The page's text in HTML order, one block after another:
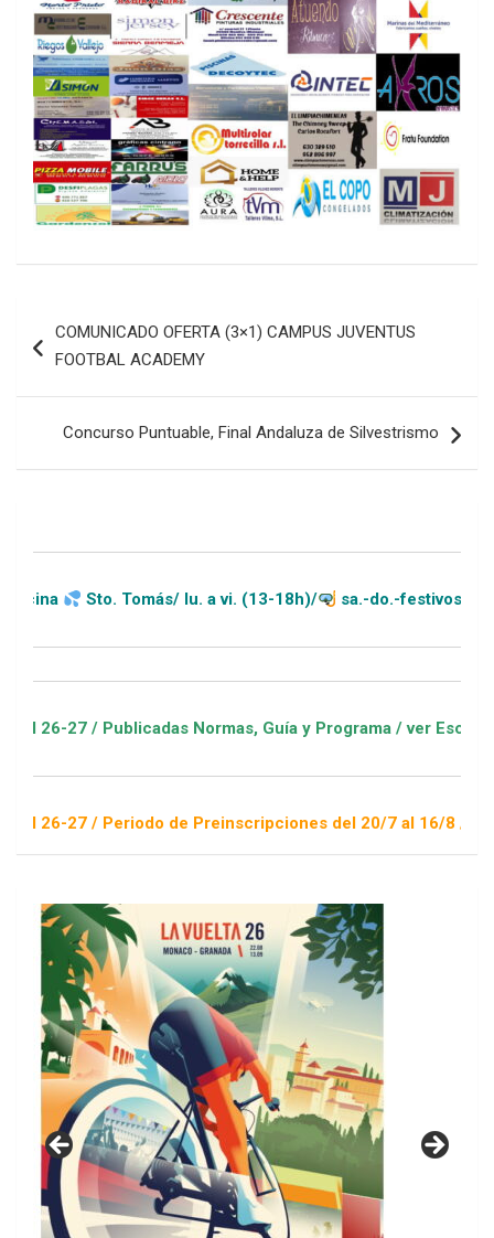
de
COMUNICADO OFERTA (3×1) CAMPUS JUVENTUS
FOOTBAL ACADEMY
Concurso Puntuable, Final Andaluza de Silvestrismo
Sto. Tomás/ lu. a vi. (13-18h)/ sa.-do.-festivos (11-20h)
/ Publicadas Normas, Guía y Programa / ver Escuelas
/ Periodo de Preinscripciones del 20/7 al 16/8 / Sorteo 1 de